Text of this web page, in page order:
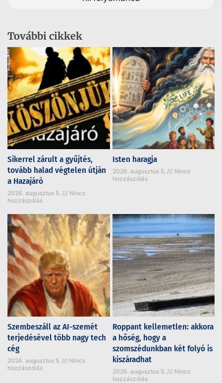
További cikkek
Sikerrel zárult a gyűjtés,
tovább halad végtelen útján
a Hazajáró
2026. augusztus 5.
Nincs
hozzászólás
Isten haragja
2026. augusztus 5.
Nincs
hozzászólás
Szembeszáll az AI-szemét
terjedésével több nagy tech
cég
2026. augusztus 5.
Nincs
hozzászólás
Roppant kellemetlen: akkora
a hőség, hogy a
szomszédunkban két folyó is
kiszáradhat
2026. augusztus 5.
Nincs
hozzászólás